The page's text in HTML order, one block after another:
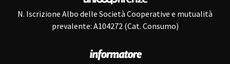
N. Iscrizione Albo delle Società Cooperative e mutualità
prevalente: A104272 (Cat. Consumo)